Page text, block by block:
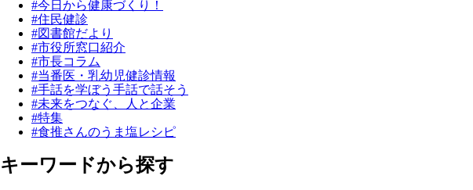
#今日から健康づくり！
#住民健診
#図書館だより
#市役所窓口紹介
#市長コラム
#当番医・乳幼児健診情報
#手話を学ぼう手話で話そう
#未来をつなぐ、人と企業
#特集
#食推さんのうま塩レシピ
キーワードから探す